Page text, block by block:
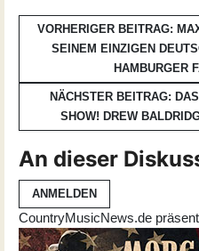
VORHERIGER BEITRAG:
SEINEM EINZIGEN
HAMBURGER
NÄCHSTER BEITRAG:
HOW! DREW
An dieser
ANMELDEN
CountryMusicNews.de